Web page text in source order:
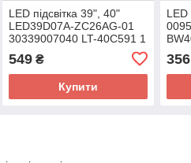
LED підсвітка 39", 40"
LED39D07A-ZC26AG-01
30339007040 LT-40C591 1
549₴
Купити
LED
356